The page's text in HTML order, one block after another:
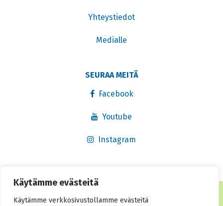
Käytämme evästeitä
Käytämme verkkosivustollamme evästeitä
Yhteystiedot
Medialle
SEURAA MEITÄ
Facebook
Youtube
Instagram
® Rekisteröity tavaramerkki 2016. Kaikki oikeudet pidätetään.